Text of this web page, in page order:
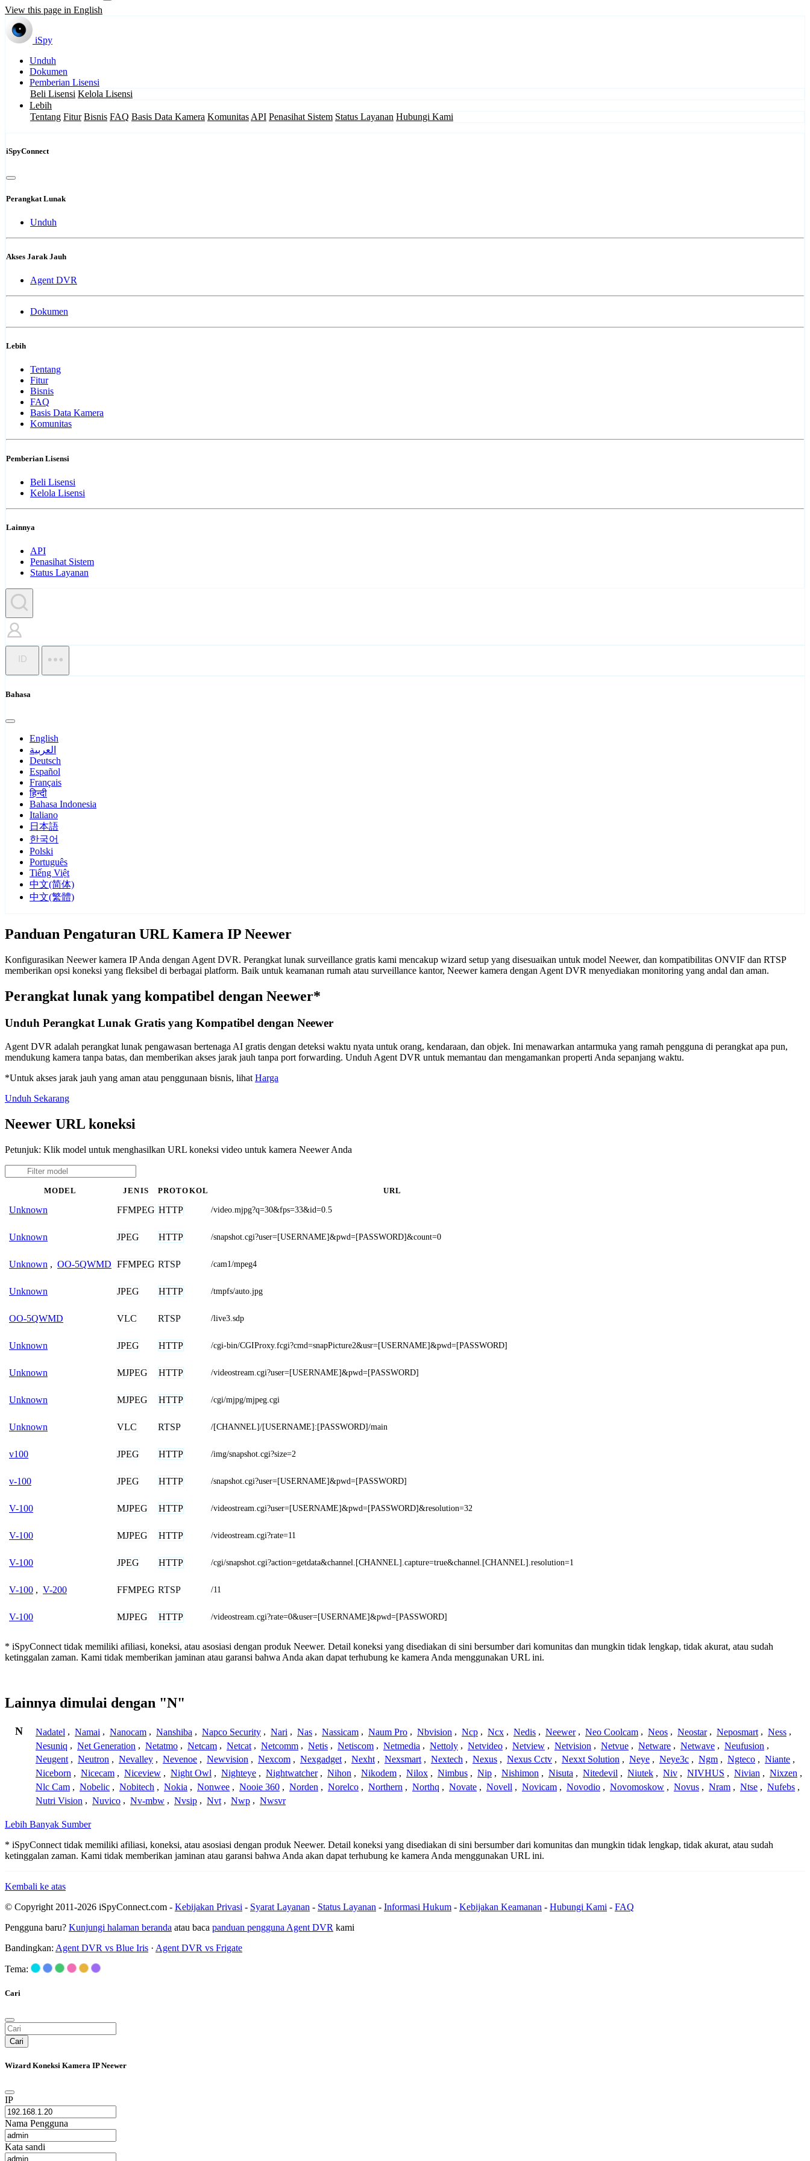
View this page in English
iSpy
Unduh
Dokumen
Pemberian Lisensi
Beli Lisensi Kelola Lisensi
Lebih
Tentang Fitur Bisnis FAQ Basis Data Kamera Komunitas API Penasihat Sistem Status Layanan Hubungi Kami
iSpyConnect
Perangkat Lunak
Unduh
Akses Jarak Jauh
Agent DVR
Dokumen
Lebih
Tentang
Fitur
Bisnis
FAQ
Basis Data Kamera
Komunitas
Pemberian Lisensi
Beli Lisensi
Kelola Lisensi
Lainnya
API
Penasihat Sistem
Status Layanan
ID
Bahasa
English
العربية
Deutsch
Español
Français
हिन्दी
Bahasa Indonesia
Italiano
日本語
한국어
Polski
Português
Tiếng Việt
中文(简体)
中文(繁體)
Panduan Pengaturan URL Kamera IP Neewer
Konfigurasikan Neewer kamera IP Anda dengan Agent DVR. Perangkat lunak surveillance gratis kami mencakup wizard setup yang disesuaikan untuk model Neewer, dan kompatibilitas ONVIF dan RTSP
memberikan opsi koneksi yang fleksibel di berbagai platform. Baik untuk keamanan rumah atau surveillance kantor, Neewer kamera dengan Agent DVR menyediakan monitoring yang andal dan aman.
Perangkat lunak yang kompatibel dengan Neewer*
Unduh Perangkat Lunak Gratis yang Kompatibel dengan Neewer
Agent DVR adalah perangkat lunak pengawasan bertenaga AI gratis dengan deteksi waktu nyata untuk orang, kendaraan, dan objek. Ini menawarkan antarmuka yang ramah pengguna di perangkat apa pun,
mendukung kamera tanpa batas, dan memberikan akses jarak jauh tanpa port forwarding. Unduh Agent DVR untuk memantau dan mengamankan properti Anda sepanjang waktu.
*Untuk akses jarak jauh yang aman atau penggunaan bisnis, lihat Harga
Unduh Sekarang
Neewer URL koneksi
Petunjuk: Klik model untuk menghasilkan URL koneksi video untuk kamera Neewer Anda
MODEL JENIS PROTOKOL URL
Unknown FFMPEG HTTP /video.mjpg?q=30&fps=33&id=0.5
Unknown JPEG HTTP /snapshot.cgi?user=[USERNAME]&pwd=[PASSWORD]&count=0
Unknown , OO-5QWMD FFMPEG RTSP /cam1/mpeg4
Unknown JPEG HTTP /tmpfs/auto.jpg
OO-5QWMD VLC RTSP /live3.sdp
Unknown JPEG HTTP /cgi-bin/CGIProxy.fcgi?cmd=snapPicture2&usr=[USERNAME]&pwd=[PASSWORD]
Unknown MJPEG HTTP /videostream.cgi?user=[USERNAME]&pwd=[PASSWORD]
Unknown MJPEG HTTP /cgi/mjpg/mjpeg.cgi
Unknown VLC RTSP /[CHANNEL]/[USERNAME]:[PASSWORD]/main
v100 JPEG HTTP /img/snapshot.cgi?size=2
v-100 JPEG HTTP /snapshot.cgi?user=[USERNAME]&pwd=[PASSWORD]
V-100 MJPEG HTTP /videostream.cgi?user=[USERNAME]&pwd=[PASSWORD]&resolution=32
V-100 MJPEG HTTP /videostream.cgi?rate=11
V-100 JPEG HTTP /cgi/snapshot.cgi?action=getdata&channel.[CHANNEL].capture=true&channel.[CHANNEL].resolution=1
V-100 , V-200 FFMPEG RTSP /11
V-100 MJPEG HTTP /videostream.cgi?rate=0&user=[USERNAME]&pwd=[PASSWORD]
* iSpyConnect tidak memiliki afiliasi, koneksi, atau asosiasi dengan produk Neewer. Detail koneksi yang disediakan di sini bersumber dari komunitas dan mungkin tidak lengkap, tidak akurat, atau sudah
ketinggalan zaman. Kami tidak memberikan jaminan atau garansi bahwa Anda akan dapat terhubung ke kamera Anda menggunakan URL ini.
Lainnya dimulai dengan "N"
N Nadatel , Namai , Nanocam , Nanshiba , Napco Security , Nari , Nas , Nassicam , Naum Pro , Nbvision , Ncp , Ncx , Nedis , Neewer , Neo Coolcam , Neos , Neostar , Neposmart , Ness ,
Nesuniq , Net Generation , Netatmo , Netcam , Netcat , Netcomm , Netis , Netiscom , Netmedia , Nettoly , Netvideo , Netview , Netvision , Netvue , Netware , Netwave , Neufusion ,
Neugent , Neutron , Nevalley , Nevenoe , Newvision , Nexcom , Nexgadget , Nexht , Nexsmart , Nextech , Nexus , Nexus Cctv , Nexxt Solution , Neye , Neye3c , Ngm , Ngteco , Niante ,
Niceborn , Nicecam , Niceview , Night Owl , Nighteye , Nightwatcher , Nihon , Nikodem , Nilox , Nimbus , Nip , Nishimon , Nisuta , Nitedevil , Niutek , Niv , NIVHUS , Nivian , Nixzen ,
Nlc Cam , Nobelic , Nobitech , Nokia , Nonwee , Nooie 360 , Norden , Norelco , Northern , Northq , Novate , Novell , Novicam , Novodio , Novomoskow , Novus , Nram , Ntse , Nufebs ,
Nutri Vision , Nuvico , Nv-mbw , Nvsip , Nvt , Nwp , Nwsvr
Lebih Banyak Sumber
* iSpyConnect tidak memiliki afiliasi, koneksi, atau asosiasi dengan produk Neewer. Detail koneksi yang disediakan di sini bersumber dari komunitas dan mungkin tidak lengkap, tidak akurat, atau sudah
ketinggalan zaman. Kami tidak memberikan jaminan atau garansi bahwa Anda akan dapat terhubung ke kamera Anda menggunakan URL ini.
Kembali ke atas
© Copyright 2011-2026 iSpyConnect.com - Kebijakan Privasi - Syarat Layanan - Status Layanan - Informasi Hukum - Kebijakan Keamanan - Hubungi Kami - FAQ
Pengguna baru? Kunjungi halaman beranda atau baca panduan pengguna Agent DVR kami
Bandingkan: Agent DVR vs Blue Iris · Agent DVR vs Frigate
Tema:
Cari
Cari
Wizard Koneksi Kamera IP Neewer
IP
Nama Pengguna
Kata sandi